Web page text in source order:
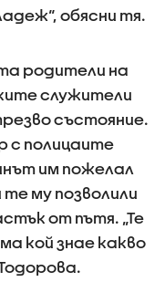
обясни тя.
родители на
служители
състояние.
с полицаите
им пожелал
му позволили
от пътя. „Те
кой знае какво